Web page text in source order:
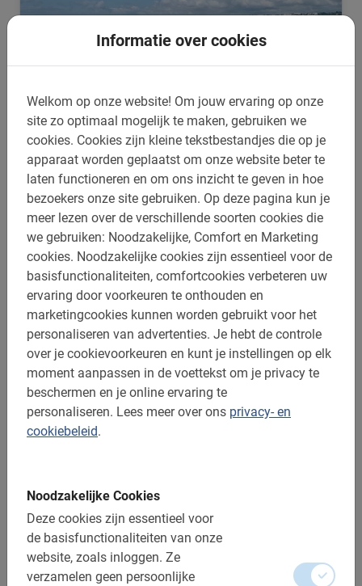
Informatie over cookies
Welkom op onze website! Om jouw ervaring op onze
site zo optimaal mogelijk te maken, gebruiken we
cookies. Cookies zijn kleine tekstbestandjes die op je
apparaat worden geplaatst om onze website beter te
laten functioneren en om ons inzicht te geven in hoe
bezoekers onze site gebruiken. Op deze pagina kun je
meer lezen over de verschillende soorten cookies die
we gebruiken: Noodzakelijke, Comfort en Marketing
cookies. Noodzakelijke cookies zijn essentieel voor de
basisfunctionaliteiten, comfortcookies verbeteren uw
ervaring door voorkeuren te onthouden en
marketingcookies kunnen worden gebruikt voor het
personaliseren van advertenties. Je hebt de controle
over je cookievoorkeuren en kunt je instellingen op elk
moment aanpassen in de voettekst om je privacy te
beschermen en je online ervaring te
personaliseren. Lees meer over ons privacy- en
cookiebeleid.
Noodzakelijke Cookies
Deze cookies zijn essentieel voor
de basisfunctionaliteiten van onze
website, zoals inloggen. Ze
verzamelen geen persoonlijke
2,5 uur
Nice Fietstocht met Privégids
Verken het prachtige Nice met je eigen gids. Kies voor een
privé tour en ontdek de mooiste plekjes van de stad.
4.9 (14)
V.a. € 40,-
3 uur
Nice - Villefranche-sur-Mer Fietstour